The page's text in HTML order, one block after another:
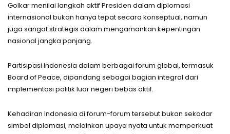
Golkar menilai langkah aktif Presiden dalam diplomasi
internasional bukan hanya tepat secara konseptual, namun
juga sangat strategis dalam mengamankan kepentingan
nasional jangka panjang.
Partisipasi Indonesia dalam berbagai forum global, termasuk
Board of Peace, dipandang sebagai bagian integral dari
implementasi politik luar negeri bebas aktif.
Kehadiran Indonesia di forum-forum tersebut bukan sekadar
simbol diplomasi, melainkan upaya nyata untuk memperkuat